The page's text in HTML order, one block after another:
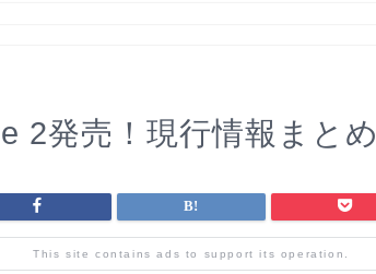
2発売！現行情報まとめ
This site contains ads to support its operation.